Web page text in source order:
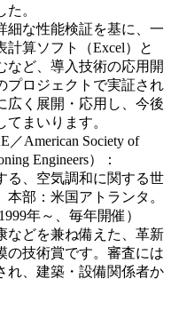
。
な性能検証を基に、一
算ソフト（Excel）と
など、導入技術の応用開
プロジェクトで実証され
広く展開・応用し、今後
まいります。
American Society of
Engineers）：
る、空気調和に関する世
部：米国アトランタ。
年～、毎年開催）
などを兼ね備えた、革新
の技術賞です。審査には
れ、建築・設備関係者か